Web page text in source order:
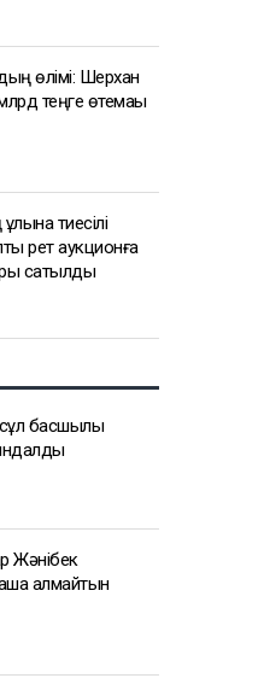
өлімі: Шерхан
теңге өтемақы
тиесілі
рет аукционға
сатылды
басшылық
Жәнібек
алмайтын